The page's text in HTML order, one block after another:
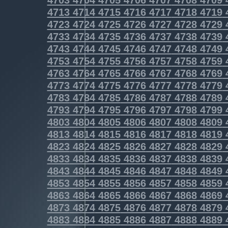
4713471447154716471747184719
4723472447254726472747284729
4733473447354736473747384739
4743474447454746474747484749
4753475447554756475747584759
4763476447654766476747684769
4773477447754776477747784779
4783478447854786478747884789
4793479447954796479747984799
4803480448054806480748084809
4813481448154816481748184819
4823482448254826482748284829
4833483448354836483748384839
4843484448454846484748484849
4853485448554856485748584859
4863486448654866486748684869
4873487448754876487748784879
4883488448854886488748884889